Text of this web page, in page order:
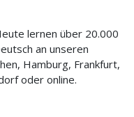
lernen über 20.000
an unseren
Hamburg, Frankfurt,
oder online.